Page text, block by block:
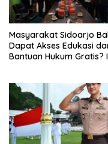
Masyarakat Sidoarjo
Dapat Akses Edukasi
Bantuan Hukum Gratis?